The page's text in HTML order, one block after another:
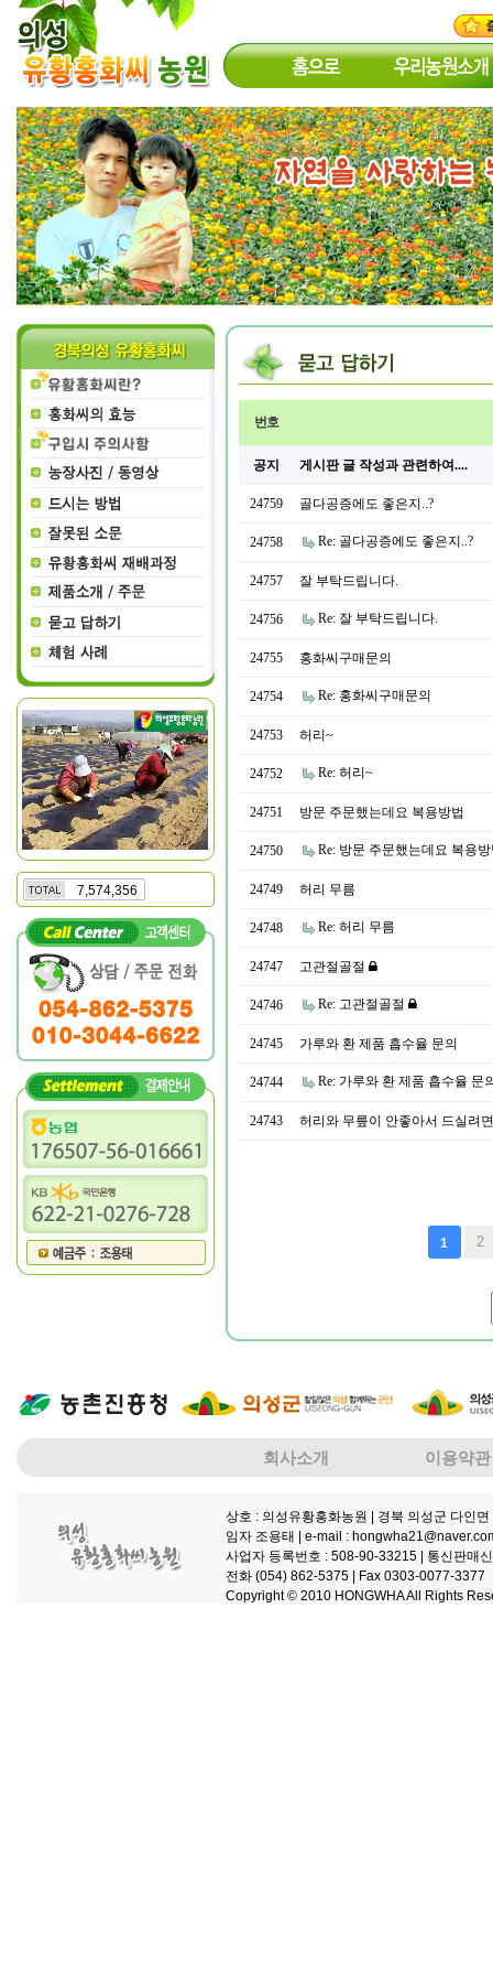
7,574,356
번호
공지 게시판 글 작성과 관련하여....
24759 골다공증에도 좋은지..?
24758 Re: 골다공증에도 좋은지..?
24757 잘 부탁드립니다.
24756 Re: 잘 부탁드립니다.
24755 홍화씨구매문의
24754 Re: 홍화씨구매문의
24753 허리~
24752 Re: 허리~
24751 방문 주문했는데요 복용방법
24750 Re: 방문 주문했는데요 복용
24749 허리 무름
24748 Re: 허리 무름
24747 고관절골절
24746 Re: 고관절골절
24745 가루와 환 제품 흡수율 문의
24744 Re: 가루와 환 제품 흡수율 문
24743 허리와 무릎이 안좋아서 드실려
1 2
회사소개 이용약관
상호 : 의성유황홍화농원 | 경북 의성군 다인
임자 조용태 | e-mail :
사업자 등록번호 : 508-90-33215 | 통신판매
전화 (054) 862-5375 | Fax 0303-0077-3377
Copyright © 2010 HONGWHA All Rights